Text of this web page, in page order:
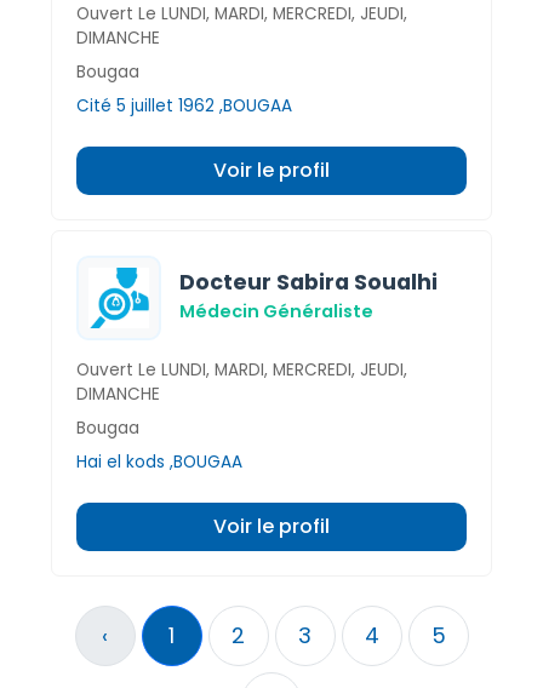
Ouvert Le LUNDI, MARDI, MERCREDI, JEUDI,
DIMANCHE
Bougaa
Cité 5 juillet 1962 ,BOUGAA
Voir le profil
Docteur Sabira Soualhi
Médecin Généraliste
Ouvert Le LUNDI, MARDI, MERCREDI, JEUDI,
DIMANCHE
Bougaa
Hai el kods ,BOUGAA
Voir le profil
‹ 1 2 3 4 5